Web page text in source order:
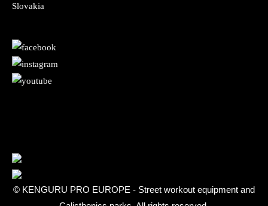
Slovakia
© KENGURU PRO EUROPE - Street workout equipment and